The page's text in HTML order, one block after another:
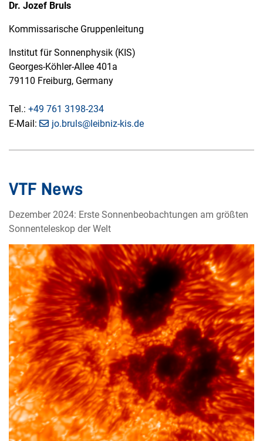
Dr. Jozef Bruls
Kommissarische Gruppenleitung
Institut für Sonnenphysik (KIS)
Georges-Köhler-Allee 401a
79110 Freiburg, Germany
Tel.: +49 761 3198-234
E-Mail:
jo.bruls@leibniz-kis.de
VTF News
Dezember 2024: Erste Sonnenbeobachtungen am größten
Sonnenteleskop der Welt